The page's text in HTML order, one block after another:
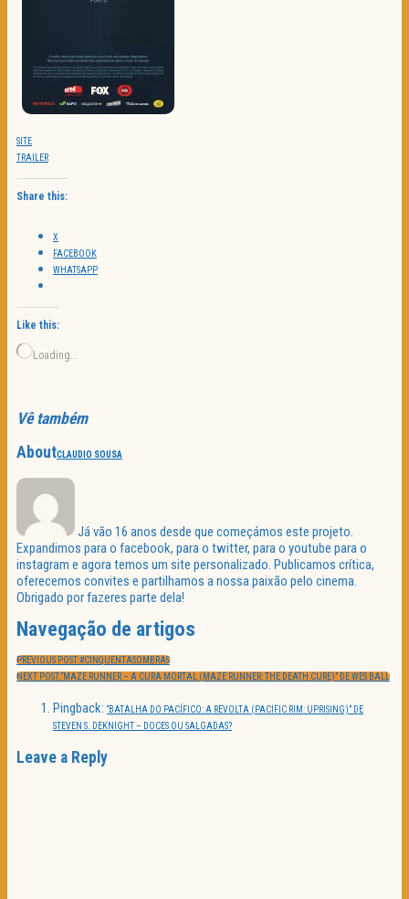
SITE
TRAILER
Share this:
X
FACEBOOK
WHATSAPP
Like this:
Loading…
Vê também
AboutCLAUDIO SOUSA
Já vão 16 anos desde que começámos este projeto.
Expandimos para o facebook, para o twitter, para o youtube para o
instagram e agora temos um site personalizado. Publicamos crítica,
oferecemos convites e partilhamos a nossa paixão pelo cinema.
Obrigado por fazeres parte dela!
Navegação de artigos
PREVIOUS POST:#CINQUENTASOMBRAS
NEXT POST:“MAZE RUNNER – A CURA MORTAL (MAZE RUNNER: THE DEATH CURE)” DE WES BALL
Pingback: “BATALHA DO PACÍFICO: A REVOLTA (PACIFIC RIM: UPRISING)” DE
STEVEN S. DEKNIGHT – DOCES OU SALGADAS?
Leave a Reply